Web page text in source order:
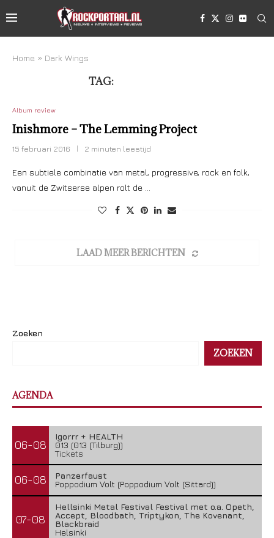
Home » Dark Wings
TAG:
Album review
Inishmore – The Lemming Project
15 februari 2016 2 minuten leestijd
Een subtiele combinatie van metal, progressive, rock en folk,
vanuit de Zwitserse alpen rolt de …
LAAD MEER BERICHTEN
Zoeken
ZOEKEN
AGENDA
06-08
Igorrr + HEALTH
013 (013 (Tilburg))
Tickets
06-08
Panzerfaust
Poppodium Volt (Poppodium Volt (Sittard))
07-08
Hellsinki Metal Festival Festival met o.a. Opeth,
Accept, Bloodbath, Triptykon, The Kovenant,
Blackbraid
Helsinki